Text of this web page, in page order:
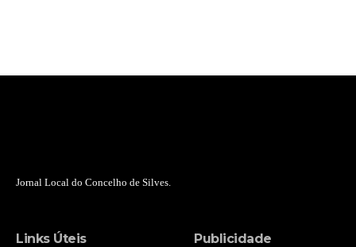
Jornal Local do Concelho de Silves.
Links Úteis Publicidade